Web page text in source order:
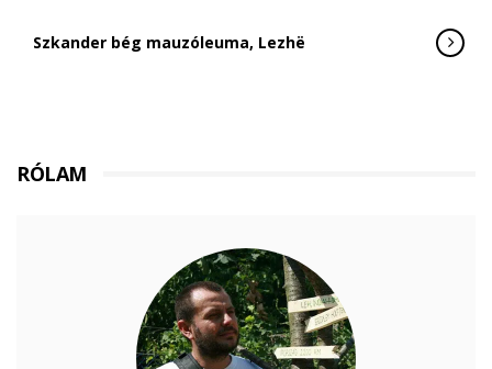
Szkander bég mauzóleuma, Lezhë
RÓLAM